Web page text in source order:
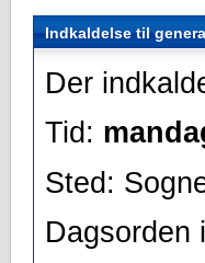
Indkaldelse til
Der
Tid:
Sted: